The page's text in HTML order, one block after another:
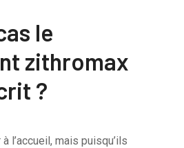
le
zithromax
?
l’accueil, mais puisqu’ils